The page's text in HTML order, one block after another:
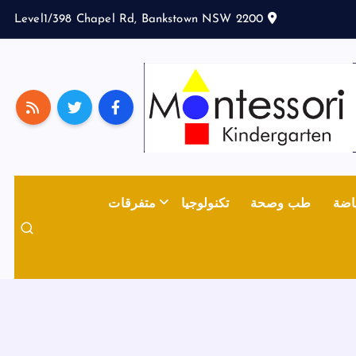
Level1/398 Chapel Rd, Bankstown NSW 2200
طب وصحة تكنولوجيا متفرقات